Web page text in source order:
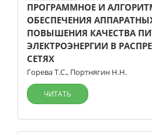
ПРОГРАММНОЕ И
ОБЕСПЕЧЕНИЯ
ПОВЫШЕНИЯ КАЧЕСТВА
ЭЛЕКТРОЭНЕРГИИ В
СЕТЯХ
Горева Т.С., Портнягин Н.Н.
ЧИТАТЬ